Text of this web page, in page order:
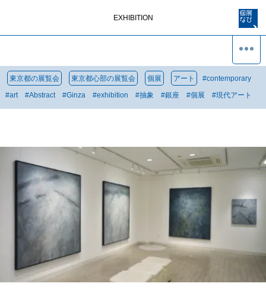
EXHIBITION
東京都の展覧会 東京都心部の展覧会 個展 アート #contemporary
#art #Abstract #Ginza #exhibition #抽象 #銀座 #個展 #現代アート